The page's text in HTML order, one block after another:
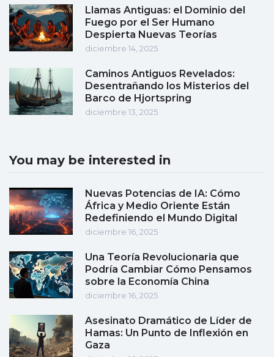
Llamas Antiguas: el Dominio del
Fuego por el Ser Humano
Despierta Nuevas Teorías
diciembre 14, 2025
Caminos Antiguos Revelados:
Desentrañando los Misterios del
Barco de Hjortspring
diciembre 13, 2025
You may be interested in
Nuevas Potencias de IA: Cómo
África y Medio Oriente Están
Redefiniendo el Mundo Digital
diciembre 16, 2025
Una Teoría Revolucionaria que
Podría Cambiar Cómo Pensamos
sobre la Economía China
diciembre 16, 2025
Asesinato Dramático de Líder de
Hamas: Un Punto de Inflexión en
Gaza